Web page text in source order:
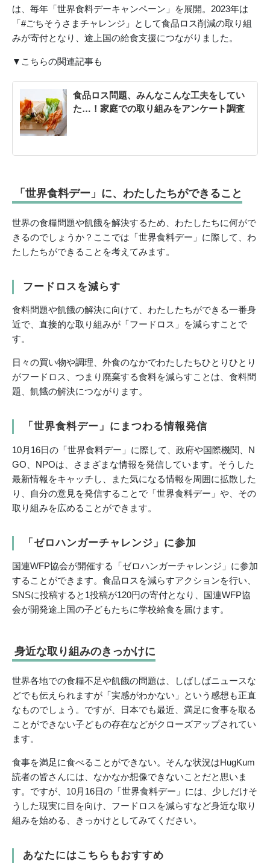
は、毎年「世界食料デーキャンペーン」を展開。2023年は
「#ごちそうさまチャレンジ」として食品ロス削減の取り組
みが寄付となり、途上国の給食支援につながりました。
▼こちらの関連記事も
食品ロス問題、みんなこんな工夫をしてい
た…！家庭での取り組みをアンケート調査
「世界食料デー」に、わたしたちができること
世界の食糧問題や飢餓を解決するため、わたしたちに何がで
きるのでしょうか？ここでは「世界食料デー」に際して、わ
たしたちができることを考えてみます。
フードロスを減らす
食料問題や飢餓の解決に向けて、わたしたちができる一番身
近で、直接的な取り組みが「フードロス」を減らすことで
す。
日々の買い物や調理、外食のなかでわたしたちひとりひとり
がフードロス、つまり廃棄する食料を減らすことは、食料問
題、飢餓の解決につながります。
「世界食料デー」にまつわる情報発信
10月16日の「世界食料デー」に際して、政府や国際機関、N
GO、NPOは、さまざまな情報を発信しています。そうした
最新情報をキャッチし、また気になる情報を周囲に拡散した
り、自分の意見を発信することで「世界食料デー」や、その
取り組みを広めることができます。
「ゼロハンガーチャレンジ」に参加
国連WFP協会が開催する「ゼロハンガーチャレンジ」に参加
することができます。食品ロスを減らすアクションを行い、
SNSに投稿すると1投稿が120円の寄付となり、国連WFP協
会が開発途上国の子どもたちに学校給食を届けます。
身近な取り組みのきっかけに
世界各地での食糧不足や飢餓の問題は、しばしばニュースな
どでも伝えられますが「実感がわかない」という感想も正直
なものでしょう。ですが、日本でも最近、満足に食事を取る
ことができない子どもの存在などがクローズアップされてい
ます。
食事を満足に食べることができない。そんな状況はHugKum
読者の皆さんには、なかなか想像できないことだと思いま
す。ですが、10月16日の「世界食料デー」には、少しだけそ
うした現実に目を向け、フードロスを減らすなど身近な取り
組みを始める、きっかけとしてみてください。
あなたにはこちらもおすすめ